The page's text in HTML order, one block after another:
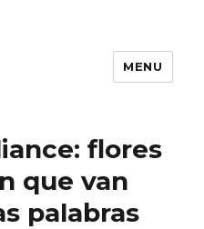
MENU
flores
que van
palabras